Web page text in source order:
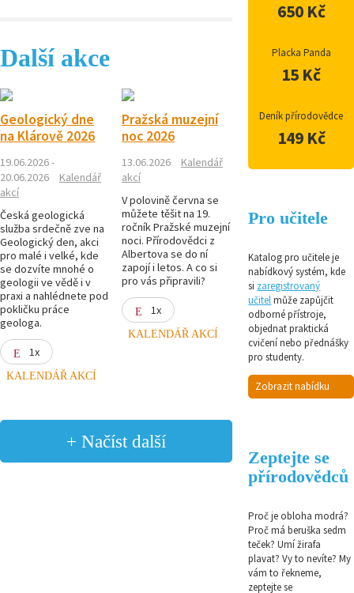
Další akce
Geologický dne
na Klárově 2026
19.06.2026 -
20.06.2026
Kalendář
akcí
Česká geologická
služba srdečně zve na
Geologický den, akci
pro malé i velké, kde
se dozvíte mnohé o
geologii ve vědě i v
praxi a nahlédnete pod
pokličku práce
geologa.
1x
KALENDÁŘ AKCÍ
Pražská muzejní
noc 2026
13.06.2026
Kalendář
akcí
V polovině června se
můžete těšit na 19.
ročník Pražské muzejní
noci. Přírodovědci z
Albertova se do ní
zapojí i letos. A co si
pro vás připravili?
1x
KALENDÁŘ AKCÍ
+ Načíst další
650 Kč
Placka Panda
15 Kč
Deník přírodovědce
149 Kč
Pro učitele
Katalog pro učitele je
nabídkový systém, kde
si zaregistrovaný
učitelmůže zapůjčit
odborné přístroje,
objednat praktická
cvičení nebo přednášky
pro studenty.
Zobrazit nabídku
Zeptejte se
přírodovědců
Proč je obloha modrá?
Proč má beruška sedm
teček? Umí žirafa
plavat? Vy to nevíte? My
vám to řekneme,
zeptejte se